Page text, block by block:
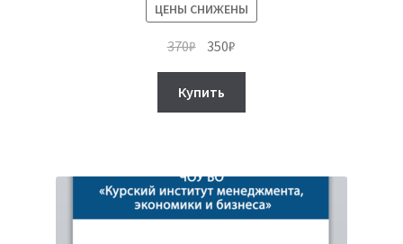
ЦЕНЫ СНИЖЕНЫ
370₽ Первоначальная
цена
составляла
370₽.
350₽
цена:
Купить